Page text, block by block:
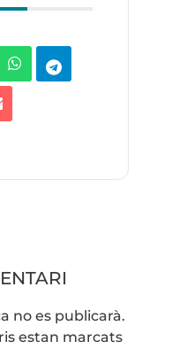
no es publicarà.
estan marcats